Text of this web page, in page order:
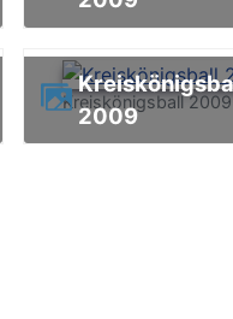
Kreiskönigsball 2009
Kreiskönigsball
2009